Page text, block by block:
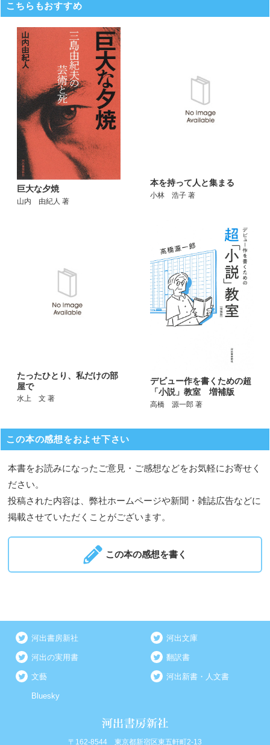
こちらもおすすめ
巨大な夕焼
山内 由紀人 著
本を持って人と集まる
小林 浩子 著
たったひとり、私だけの部
屋で
水上 文 著
デビュー作を書くための超
「小説」教室 増補版
高橋 源一郎 著
この本の感想をおよせ下さい
本書をお読みになったご意見・ご感想などをお気軽にお寄せく
ださい。
投稿された内容は、弊社ホームページや新聞・雑誌広告などに
掲載させていただくことがございます。
この本の感想を書く
河出書房新社 河出文庫
河出の実用書 翻訳書
文藝 河出新書・人文書
Bluesky
〒162-8544 東京都新宿区東五軒町2-13